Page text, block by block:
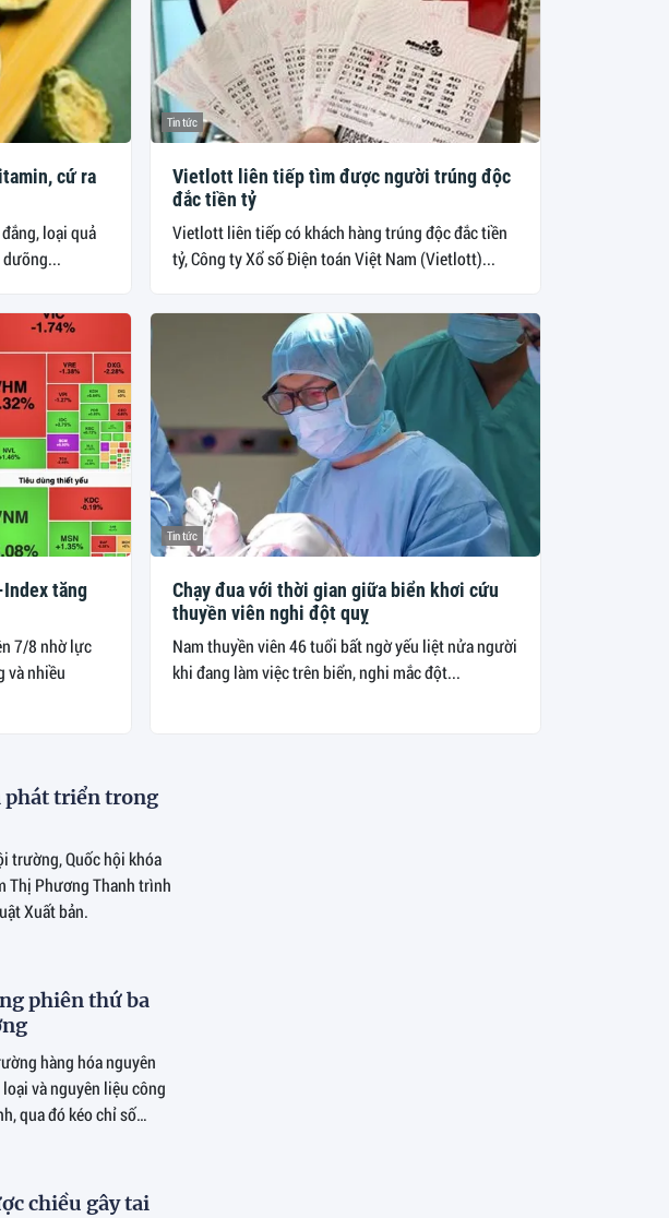
cứ ra
loại quả
dưỡng...
Tin tức
Vietlott liên tiếp tìm được người trúng độc
đắc tiền tỷ
Vietlott liên tiếp có khách hàng trúng độc đắc tiền
tỷ, Công ty Xổ số Điện toán Việt Nam (Vietlott)...
tăng
7/8 nhờ lực
và nhiều
Tin tức
Chạy đua với thời gian giữa biển khơi cứu
thuyền viên nghi đột quỵ
Nam thuyền viên 46 tuổi bất ngờ yếu liệt nửa người
khi đang làm việc trên biển, nghi mắc đột...
phát triển trong
trường, Quốc hội khóa
Thị Phương Thanh trình
Xuất bản.
phiên thứ ba
hàng hóa nguyên
và nguyên liệu công
qua đó kéo chỉ số
chiều gây tai